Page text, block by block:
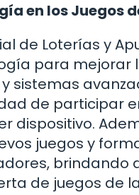
en los Juegos
de Loterías y
para mejorar
sistemas
de participar
dispositivo.
juegos y
brindando
de juegos de